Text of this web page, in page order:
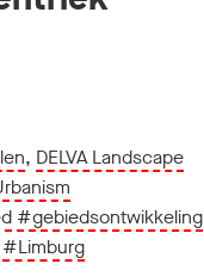
, DELVA Landscape
#gebiedsontwikkeling
#Limburg